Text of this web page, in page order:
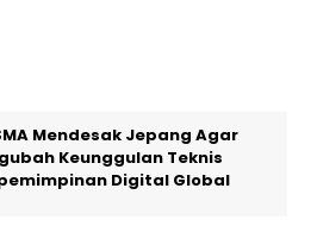
Mendesak Jepang Agar
Keunggulan Teknis
Digital Global